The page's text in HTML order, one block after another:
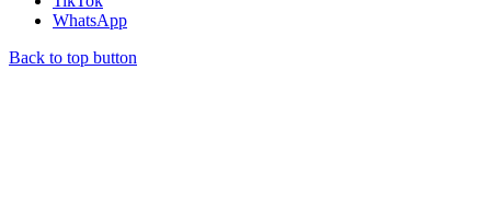
WhatsApp
Back to top button